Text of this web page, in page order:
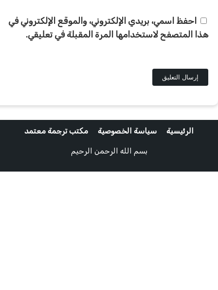
احفظ اسمي، بريدي الإلكتروني، والموقع الإلكتروني في
هذا المتصفح لاستخدامها المرة المقبلة في تعليقي.
الرئيسية سياسة الخصوصية مكتب ترجمة معتمد
بسم الله الرحمن الرحيم